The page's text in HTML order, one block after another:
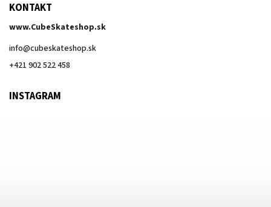
KONTAKT
www.CubeSkateshop.sk
info@cubeskateshop.sk
+421 902 522 458
INSTAGRAM